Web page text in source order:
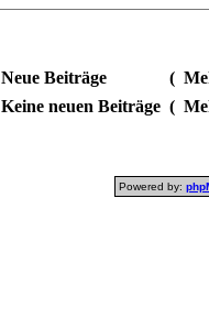
Neue Beiträge (
Keine neuen Beiträge (
Powered by: